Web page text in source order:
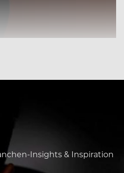
Insights & Inspiration